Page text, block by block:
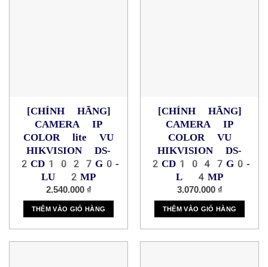
[CHÍNH HÃNG]
CAMERA IP
COLOR lite VU
HIKVISION DS-
2CD1027G0-
LU 2MP
2.540.000 ₫
THÊM VÀO GIỎ HÀNG
[CHÍNH HÃNG]
CAMERA IP
COLOR VU
HIKVISION DS-
2CD1047G0-
L 4MP
3.070.000 ₫
THÊM VÀO GIỎ HÀNG